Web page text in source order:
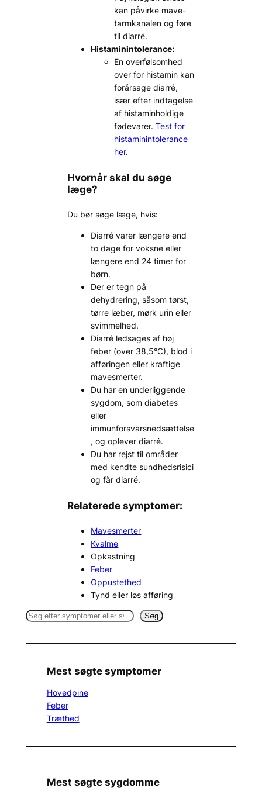
kan påvirke mave-
tarmkanalen og føre
til diarré.
Histaminintolerance:
En overfølsomhed
over for histamin kan
forårsage diarré,
især efter indtagelse
af histaminholdige
fødevarer.Test for
histaminintolerance
her.
Hvornår skal du søge
læge?
Du bør søge læge, hvis:
Diarré varer længere end
to dage for voksne eller
længere end 24 timer for
børn.
Der er tegn på
dehydrering, såsom tørst,
tørre læber, mørk urin eller
svimmelhed.
Diarré ledsages af høj
feber (over 38,5°C), blod i
afføringen eller kraftige
mavesmerter.
Du har en underliggende
sygdom, som diabetes
eller
immunforsvarsnedsættelse
, og oplever diarré.
Du har rejst til områder
med kendte sundhedsrisici
og får diarré.
Relaterede symptomer:
Mavesmerter
Kvalme
Opkastning
Feber
Oppustethed
Tynd eller løs afføring
S
a
Søg
Mest søgte symptomer
Hovedpine
Feber
Træthed
Mest søgte sygdomme